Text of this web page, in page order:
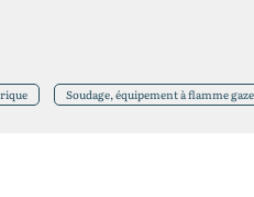
Soudage, équipement à flamme